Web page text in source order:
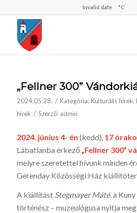
Invalid date °C
„Fellner 300”
2024.05.28. / Kategória:Kulturális hírek,
hírek / Szerző: admin
2024. június 4- én (kedd), 17 órako
Lábatlanba érkező „Fellner 300”
melyre szeretettel hívunk minden
Gerenday Közösségi Ház
A kiállítást Stegmayer Máté.a
történész – muzeulógusa nyitja